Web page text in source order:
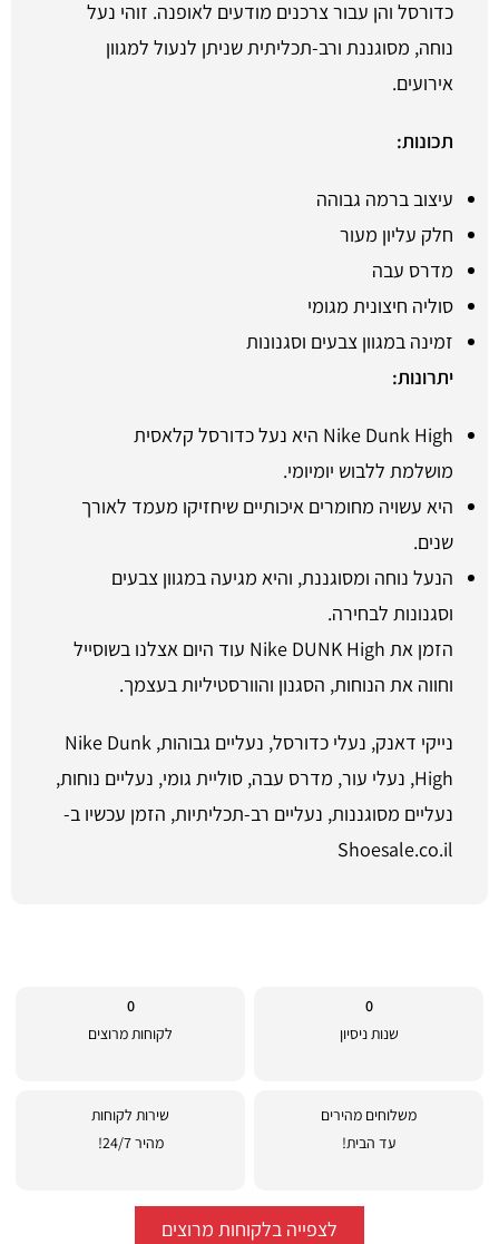
כדורסל והן עבור צרכנים מודעים לאופנה. זוהי נעל
נוחה, מסוגננת ורב-תכליתית שניתן לנעול למגוון
אירועים.
תכונות:
עיצוב ברמה גבוהה
חלק עליון מעור
מדרס עבה
סוליה חיצונית מגומי
זמינה במגוון צבעים וסגנונות
יתרונות:
Nike Dunk High היא נעל כדורסל קלאסית
מושלמת ללבוש יומיומי.
היא עשויה מחומרים איכותיים שיחזיקו מעמד לאורך
שנים.
הנעל נוחה ומסוגננת, והיא מגיעה במגוון צבעים
וסגנונות לבחירה.
הזמן את Nike DUNK High עוד היום אצלנו בשוסייל
וחווה את הנוחות, הסגנון והוורסטיליות בעצמך.
נייקי דאנק, נעלי כדורסל, נעליים גבוהות, Nike Dunk
High, נעלי עור, מדרס עבה, סוליית גומי, נעליים נוחות,
נעליים מסוגננות, נעליים רב-תכליתיות, הזמן עכשיו ב-
Shoesale.co.il
0
שנות ניסיון
0
לקוחות מרוצים
משלוחים מהירים
עד הבית!
שירות לקוחות
מהיר 24/7!
לצפייה בלקוחות מרוצים